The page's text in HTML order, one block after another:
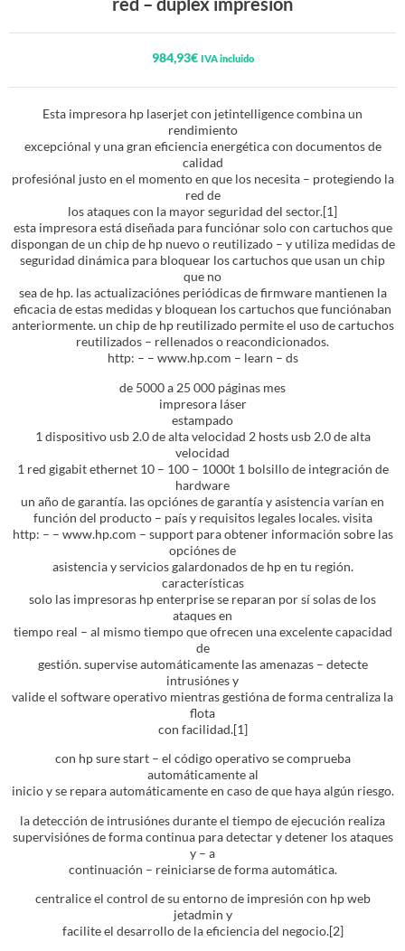
984,93€ IVA incluido
Esta impresora hp laserjet con jetintelligence combina un
rendimiento
excepciónal y una gran eficiencia energética con documentos de
calidad
profesiónal justo en el momento en que los necesita – protegiendo la
red de
los ataques con la mayor seguridad del sector.[1]
esta impresora está diseñada para funciónar solo con cartuchos que
dispongan de un chip de hp nuevo o reutilizado – y utiliza medidas de
seguridad dinámica para bloquear los cartuchos que usan un chip
que no
sea de hp. las actualizaciónes periódicas de firmware mantienen la
eficacia de estas medidas y bloquean los cartuchos que funciónaban
anteriormente. un chip de hp reutilizado permite el uso de cartuchos
reutilizados – rellenados o reacondicionados.
http: – – www.hp.com – learn – ds
de 5000 a 25 000 páginas mes
impresora láser
estampado
1 dispositivo usb 2.0 de alta velocidad 2 hosts usb 2.0 de alta
velocidad
1 red gigabit ethernet 10 – 100 – 1000t 1 bolsillo de integración de
hardware
un año de garantía. las opciónes de garantía y asistencia varían en
función del producto – país y requisitos legales locales. visita
http: – – www.hp.com – support para obtener información sobre las
opciónes de
asistencia y servicios galardonados de hp en tu región.
características
solo las impresoras hp enterprise se reparan por sí solas de los
ataques en
tiempo real – al mismo tiempo que ofrecen una excelente capacidad
de
gestión. supervise automáticamente las amenazas – detecte
intrusiónes y
valide el software operativo mientras gestióna de forma centraliza la
flota
con facilidad.[1]
con hp sure start – el código operativo se comprueba
automáticamente al
inicio y se repara automáticamente en caso de que haya algún riesgo.
la detección de intrusiónes durante el tiempo de ejecución realiza
supervisiónes de forma continua para detectar y detener los ataques
y – a
continuación – reiniciarse de forma automática.
centralice el control de su entorno de impresión con hp web
jetadmin y
facilite el desarrollo de la eficiencia del negocio.[2]